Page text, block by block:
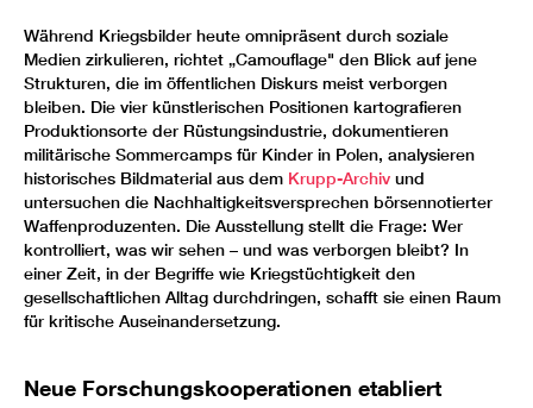
Während Kriegsbilder heute omnipräsent durch soziale
Medien zirkulieren, richtet „Camouflage" den Blick auf jene
Strukturen, die im öffentlichen Diskurs meist verborgen
bleiben. Die vier künstlerischen Positionen kartografieren
Produktionsorte der Rüstungsindustrie, dokumentieren
militärische Sommercamps für Kinder in Polen, analysieren
historisches Bildmaterial aus dem Krupp-Archiv und
untersuchen die Nachhaltigkeitsversprechen börsennotierter
Waffenproduzenten. Die Ausstellung stellt die Frage: Wer
kontrolliert, was wir sehen – und was verborgen bleibt? In
einer Zeit, in der Begriffe wie Kriegstüchtigkeit den
gesellschaftlichen Alltag durchdringen, schafft sie einen Raum
für kritische Auseinandersetzung.
Neue Forschungskooperationen etabliert